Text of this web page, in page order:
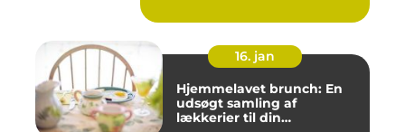
16. jan
Hjemmelavet brunch: En
udsøgt samling af
lækkerier til din